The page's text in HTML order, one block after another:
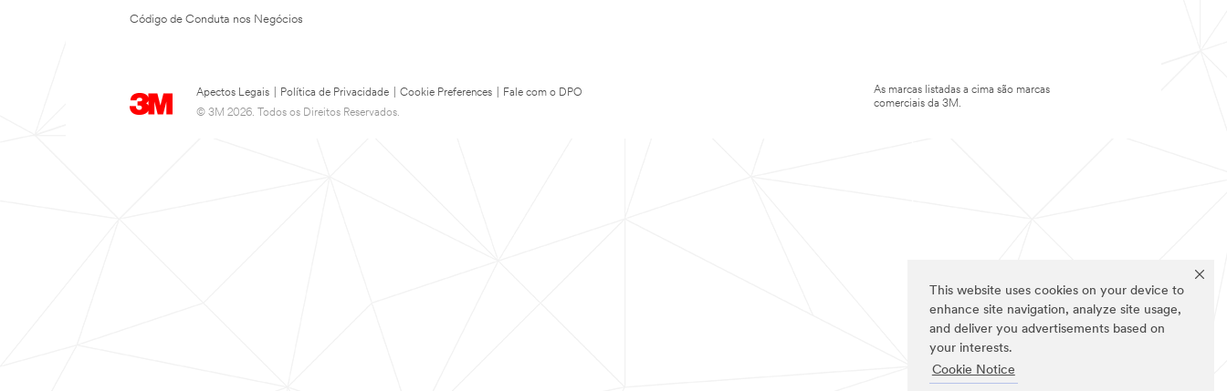
This website uses cookies on your device to
enhance site navigation, analyze site usage,
and deliver you advertisements based on
your interests.
Cookie Notice
Código de Conduta nos Negócios
Apectos Legais Política de Privacidade Cookie Preferences
Fale com o DPO
© 3M 2026. Todos os Direitos Reservados.
As marcas listadas a cima são marcas
comerciais da 3M.